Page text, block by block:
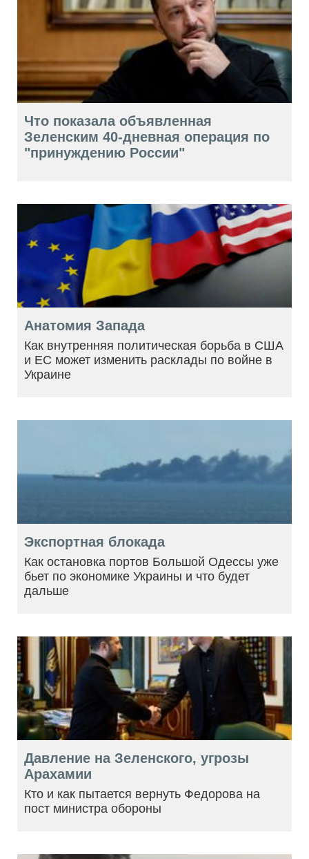
Что показала объявленная
Зеленским 40-дневная операция по
"принуждению России"
Анатомия Запада
Как внутренняя политическая борьба в США
и ЕС может изменить расклады по войне в
Украине
Экспортная блокада
Как остановка портов Большой Одессы уже
бьет по экономике Украины и что будет
дальше
Давление на Зеленского, угрозы
Арахамии
Кто и как пытается вернуть Федорова на
пост министра обороны